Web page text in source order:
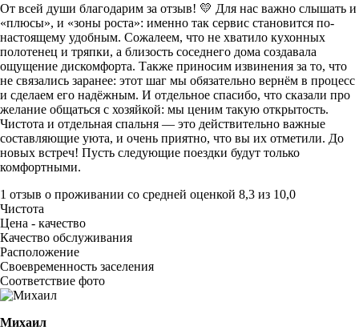
От всей души благодарим за отзыв! 💛 Для нас важно слышать и
«плюсы», и «зоны роста»: именно так сервис становится по-
настоящему удобным. Сожалеем, что не хватило кухонных
полотенец и тряпки, а близость соседнего дома создавала
ощущение дискомфорта. Также приносим извинения за то, что
не связались заранее: этот шаг мы обязательно вернём в процесс
и сделаем его надёжным. И отдельное спасибо, что сказали про
желание общаться с хозяйкой: мы ценим такую открытость.
Чистота и отдельная спальня — это действительно важные
составляющие уюта, и очень приятно, что вы их отметили. До
новых встреч! Пусть следующие поездки будут только
комфортными.
1 отзыв о проживании со средней оценкой 8,3 из 10,0
Чистота
Цена - качество
Качество обслуживания
Расположение
Своевременность заселения
Соответствие фото
Михаил